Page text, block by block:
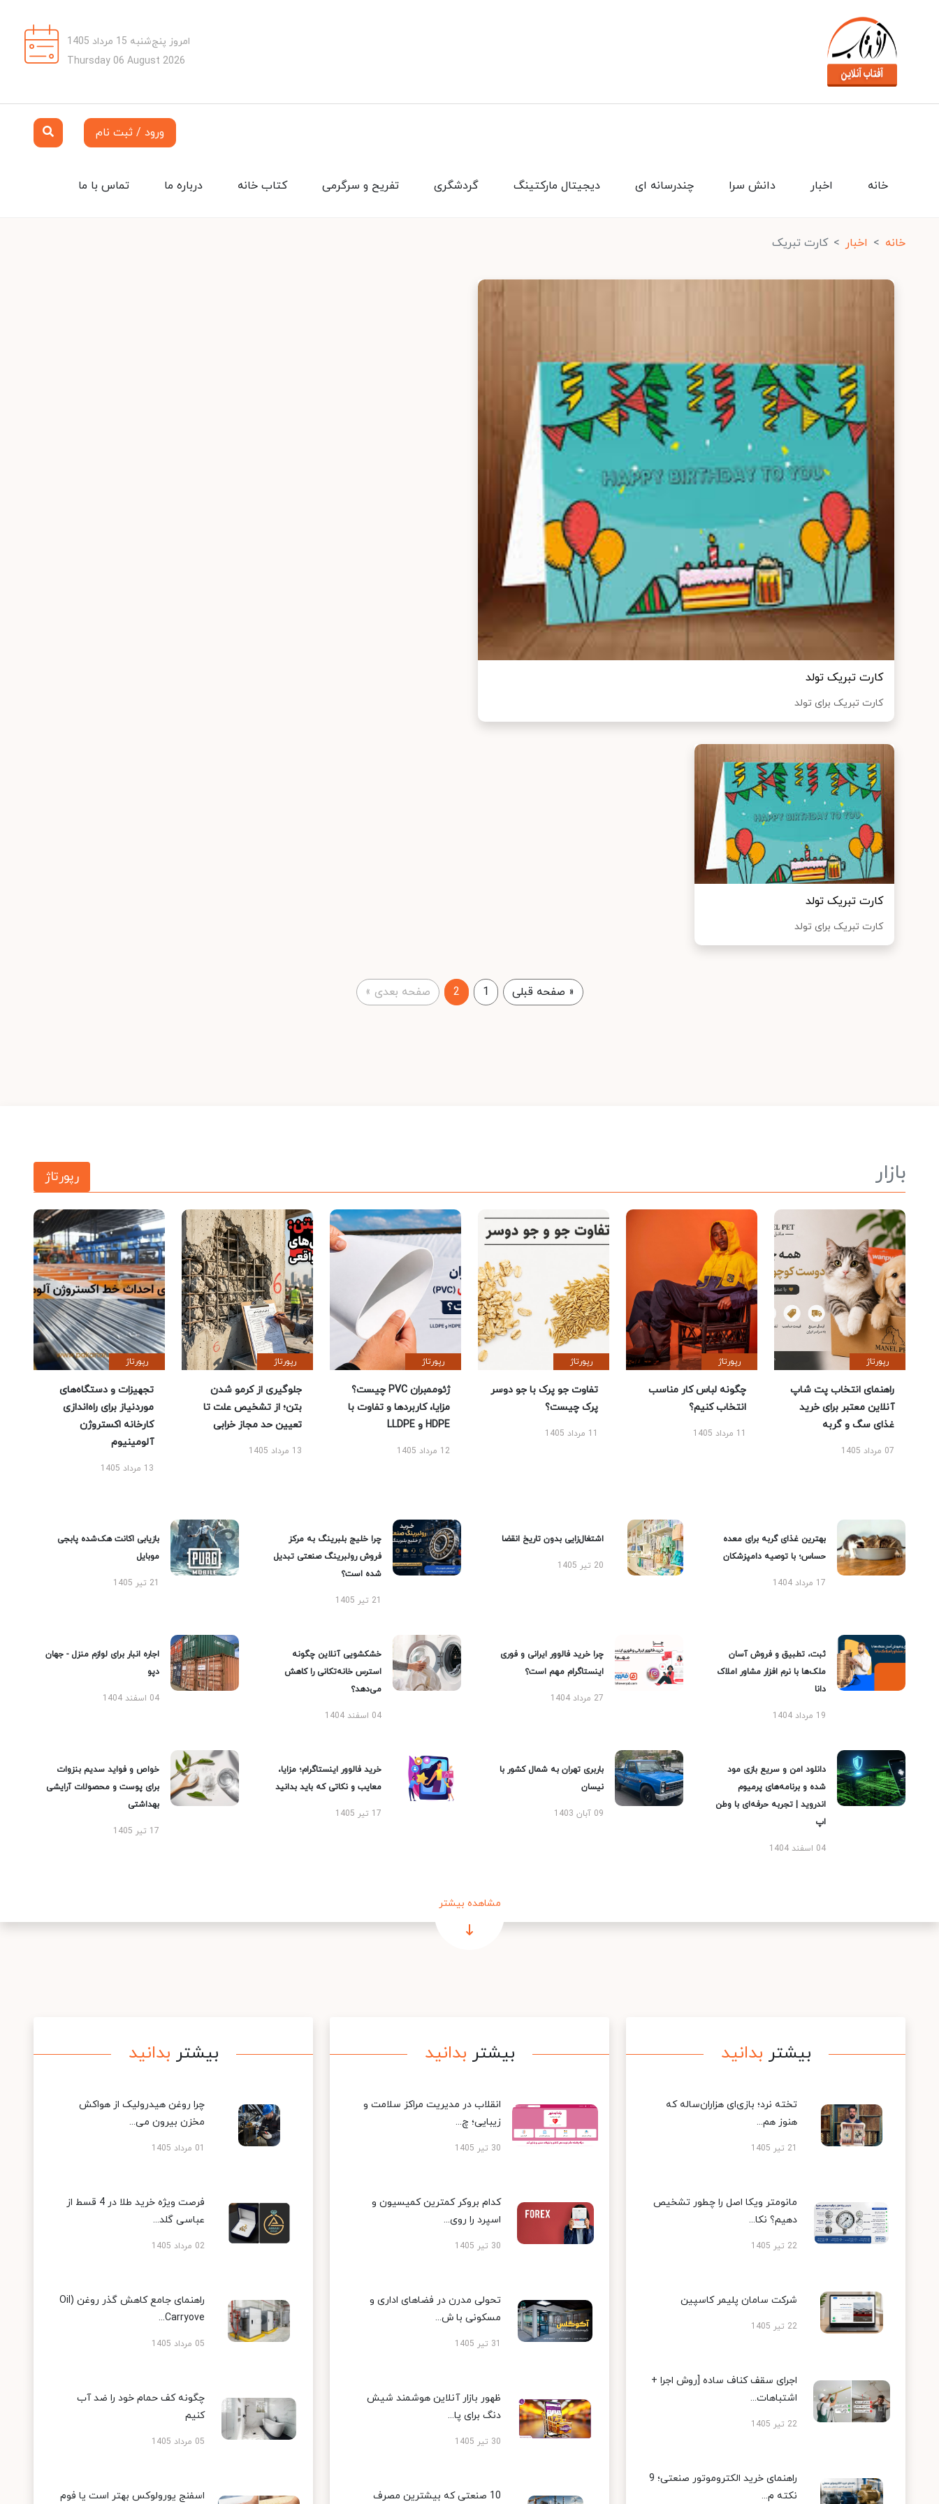
امروز پنج‌شنبه 15 مرداد 1405
Thursday 06 August 2026
ورود / ثبت نام
تماس با ما درباره ما کتاب خانه تفریح و سرگرمی گردشگری دیجیتال مارکتینگ چندرسانه ای دانش سرا اخبار خانه
خانه اخبار کارت تبریک
کارت تبریک تولد
کارت تبریک برای تولد
کارت تبریک تولد
کارت تبریک برای تولد
« صفحه قبلی 1
2 صفحه بعدی »
بازار رپورتاژ
رپورتاژ
راهنمای انتخاب پت شاپ
آنلاین معتبر برای خرید
غذای سگ و گربه
07 مرداد 1405
رپورتاژ
چگونه لباس کار مناسب
انتخاب کنیم؟
11 مرداد 1405
رپورتاژ
تفاوت جو پرک با جو دوسر
پرک چیست؟
11 مرداد 1405
رپورتاژ
ژئوممبران PVC چیست؟
مزایا، کاربردها و تفاوت با
HDPE و LLDPE
12 مرداد 1405
رپورتاژ
جلوگیری از کرمو شدن
بتن؛ از تشخیص علت تا
تعیین حد مجاز خرابی
13 مرداد 1405
رپورتاژ
تجهیزات و دستگاه‌های
موردنیاز برای راه‌اندازی
کارخانه اکستروژن
آلومینیوم
13 مرداد 1405
بهترین غذای گربه برای معده
حساس؛ با توصیه دامپزشکان
17 مرداد 1404
اشتغال‌زایی بدون تاریخ انقضا
20 تیر 1405
چرا خلیج بلبرینگ به مرکز
فروش رولبرینگ صنعتی تبدیل
شده است؟
21 تیر 1405
بازیابی اکانت هک‌شده پابجی
موبایل
21 تیر 1405
ثبت، تطبیق و فروش آسان
ملک‌ها با نرم افزار مشاور املاک
دانا
19 مرداد 1404
چرا خرید فالوور ایرانی و فوری
اینستاگرام مهم است؟
27 مرداد 1404
خشکشویی آنلاین چگونه
استرس خانه‌تکانی را کاهش
می‌دهد؟
04 اسفند 1404
اجاره انبار برای لوازم منزل - جهان
دپو
04 اسفند 1404
دانلود امن و سریع بازی مود
شده و برنامه‌های پرمیوم
اندروید | تجربه حرفه‌ای با وطن
اپ
04 اسفند 1404
باربری تهران به شمال کشور با
نیسان
09 آبان 1403
خرید فالوور اینستاگرام؛ مزایا،
معایب و نکاتی که باید بدانید
17 تیر 1405
خواص و فواید سدیم بنزوات
برای پوست و محصولات آرایشی
بهداشتی
17 تیر 1405
مشاهده بیشتر
بیشتر بدانید
تخته نرد؛ بازی‌ای هزاران‌ساله که
هنوز هم...
21 تیر 1405
مانومتر ویکا اصل را چطور تشخیص
دهیم؟ نکا...
22 تیر 1405
شرکت سامان پلیمر کاسپین
22 تیر 1405
اجرای سقف کناف ساده [روش اجرا +
اشتباهات...
22 تیر 1405
راهنمای خرید الکتروموتور صنعتی؛ 9
نکته م...
بیشتر بدانید
انقلاب در مدیریت مراکز سلامت و
زیبایی؛ چ...
30 تیر 1405
کدام بروکر کمترین کمیسیون و
اسپرد را روی...
30 تیر 1405
تحولی مدرن در فضاهای اداری و
مسکونی با ش...
31 تیر 1405
ظهور بازار آنلاین هوشمند شیش
دنگ برای پا...
30 تیر 1405
10 صنعتی که بیشترین مصرف
بیشتر بدانید
چرا روغن هیدرولیک از هواکش
مخزن بیرون می...
01 مرداد 1405
فرصت ویژه خرید طلا در 4 قسط از
عباسی گلد...
02 مرداد 1405
راهنمای جامع کاهش گذر روغن (Oil
Carryove...
05 مرداد 1405
چگونه کف حمام خود را ضد آب
کنیم
05 مرداد 1405
اسفنج یورولوکس بهتر است یا فوم